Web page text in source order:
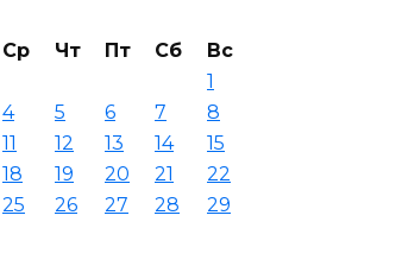
Ср Чт Пт Сб
Вс
1
4 5 6 7
8
11 12 13 14
15
18 19 20 21
22
25 26 27 28
29